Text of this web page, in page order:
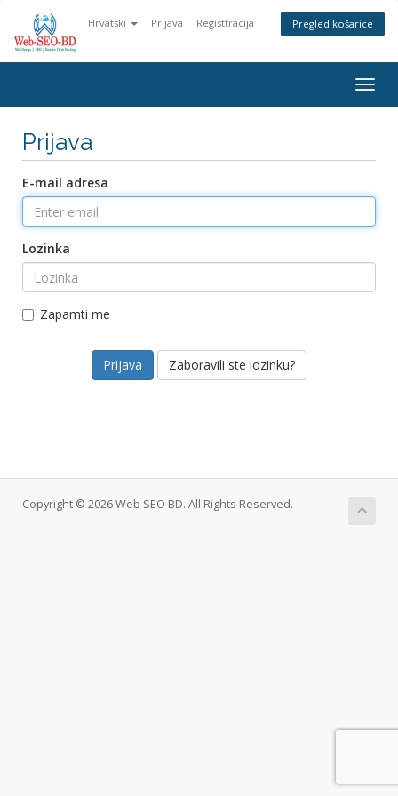
Hrvatski Prijava Registtracija Pregled košarice
Prijava
E-mail adresa
Lozinka
Zapamti me
Zaboravili ste lozinku?
Copyright © 2026 Web SEO BD. All Rights Reserved.